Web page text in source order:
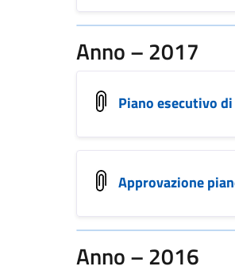
Anno – 2017
Piano esecutivo
Approvazione
Anno – 2016